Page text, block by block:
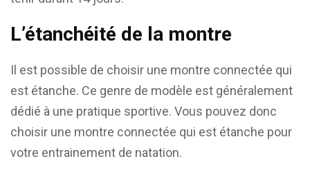
L’étanchéité de la montre
Il est possible de choisir une montre connectée qui
est étanche. Ce genre de modèle est généralement
dédié à une pratique sportive. Vous pouvez donc
choisir une montre connectée qui est étanche pour
votre entrainement de natation.